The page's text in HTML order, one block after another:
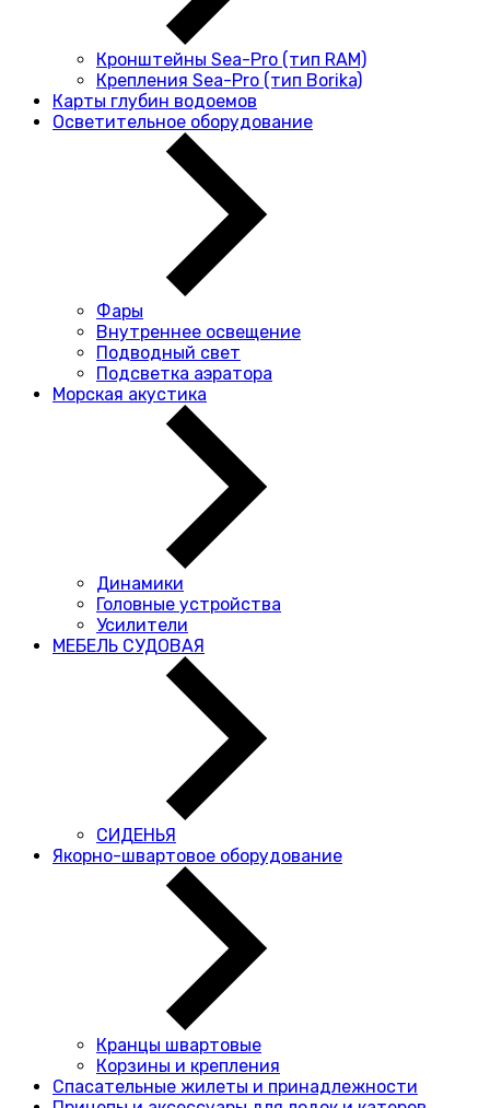
Кронштейны Sea-Pro (тип RAM)
Крепления Sea-Pro (тип Borika)
Карты глубин водоемов
Осветительное оборудование
Фары
Внутреннее освещение
Подводный свет
Подсветка аэратора
Морская акустика
Динамики
Головные устройства
Усилители
МЕБЕЛЬ СУДОВАЯ
СИДЕНЬЯ
Якорно-швартовое оборудование
Кранцы швартовые
Корзины и крепления
Спасательные жилеты и принадлежности